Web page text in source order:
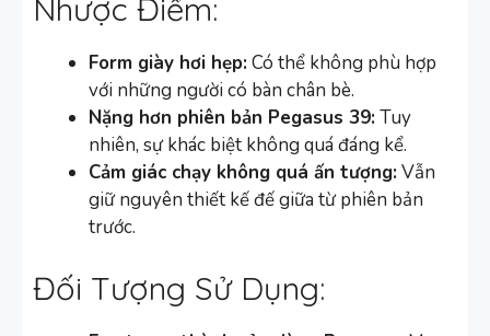
Nhược Điểm:
Form giày hơi hẹp:Có thể không phù hợp
với những người có bàn chân bè.
Nặng hơn phiên bản Pegasus 39:Tuy
nhiên, sự khác biệt không quá đáng kể.
Cảm giác chạy không quá ấn tượng:Vẫn
giữ nguyên thiết kế đế giữa từ phiên bản
trước.
Đối Tượng Sử Dụng: